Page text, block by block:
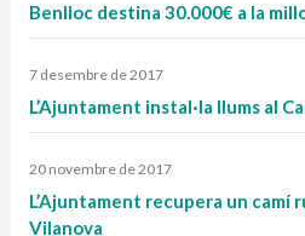
Benlloc destina 30.000€ a la
7 desembre de 2017
L’Ajuntament instal·la llums al
20 novembre de 2017
L’Ajuntament recupera un camí
Vilanova